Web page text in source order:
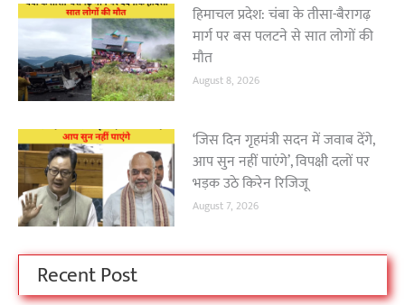
हिमाचल प्रदेश: चंबा के तीसा-बैरागढ़
मार्ग पर बस पलटने से सात लोगों की
मौत
August 8, 2026
‘जिस दिन गृहमंत्री सदन में जवाब देंगे,
आप सुन नहीं पाएंगे’, विपक्षी दलों पर
भड़क उठे किरेन रिजिजू
August 7, 2026
Recent Post